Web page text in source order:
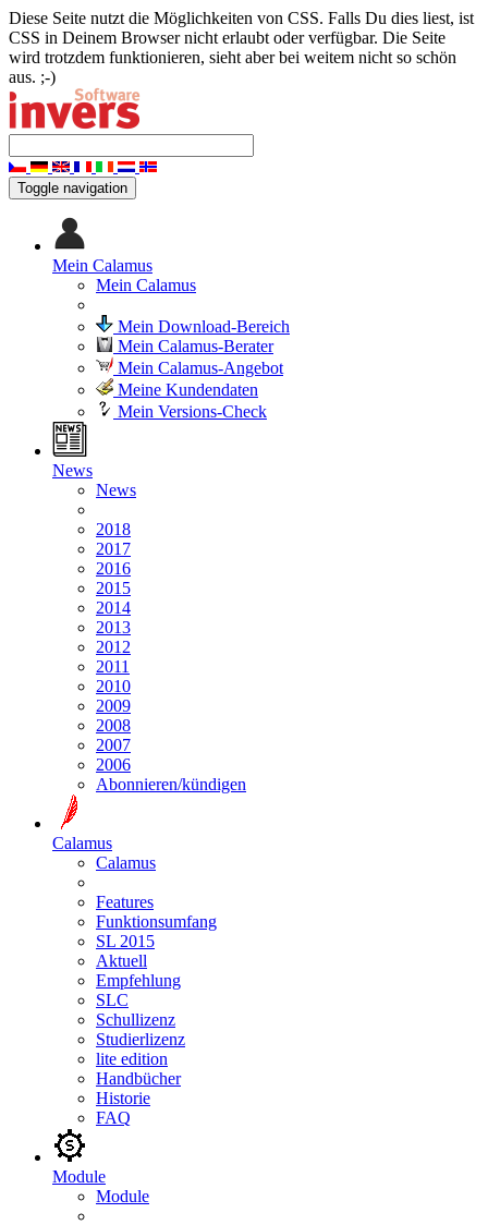
Diese Seite nutzt die Möglichkeiten von CSS. Falls Du dies liest, ist
CSS in Deinem Browser nicht erlaubt oder verfügbar. Die Seite
wird trotzdem funktionieren, sieht aber bei weitem nicht so schön
aus. ;-)
Toggle navigation
Mein Calamus
Mein Calamus
Mein Download-Bereich
Mein Calamus-Berater
Mein Calamus-Angebot
Meine Kundendaten
Mein Versions-Check
News
News
2018
2017
2016
2015
2014
2013
2012
2011
2010
2009
2008
2007
2006
Abonnieren/kündigen
Calamus
Calamus
Features
Funktionsumfang
SL 2015
Aktuell
Empfehlung
SLC
Schullizenz
Studierlizenz
lite edition
Handbücher
Historie
FAQ
Module
Module